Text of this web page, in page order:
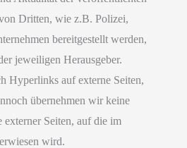
Dritten, wie z.B. Polizei,
bereitgestellt werden,
jeweiligen Herausgeber.
Hyperlinks auf externe Seiten,
übernehmen wir keine
Seiten, auf die im
wird.